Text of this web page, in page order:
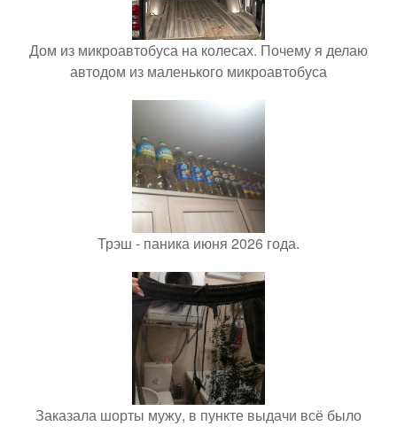
Дом из микроавтобуса на колесах. Почему я делаю
автодом из маленького микроавтобуса
Трэш - паника июня 2026 года.
Заказала шорты мужу, в пункте выдачи всё было